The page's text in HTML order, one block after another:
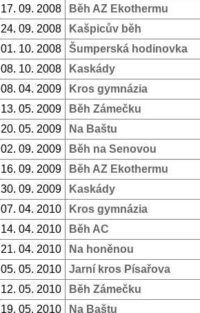
17. 09. 2008
Běh AZ Ekothermu
24. 09. 2008
Kašpicův běh
01. 10. 2008
Šumperská hodinovka
08. 10. 2008
Kaskády
08. 04. 2009
Kros gymnázia
13. 05. 2009
Běh Zámečku
20. 05. 2009
Na Baštu
02. 09. 2009
Běh na Senovou
16. 09. 2009
Běh AZ Ekothermu
30. 09. 2009
Kaskády
07. 04. 2010
Kros gymnázia
14. 04. 2010
Běh AC
21. 04. 2010
Na honěnou
05. 05. 2010
Jarní kros Písařova
12. 05. 2010
Běh Zámečku
19. 05. 2010
Na Baštu